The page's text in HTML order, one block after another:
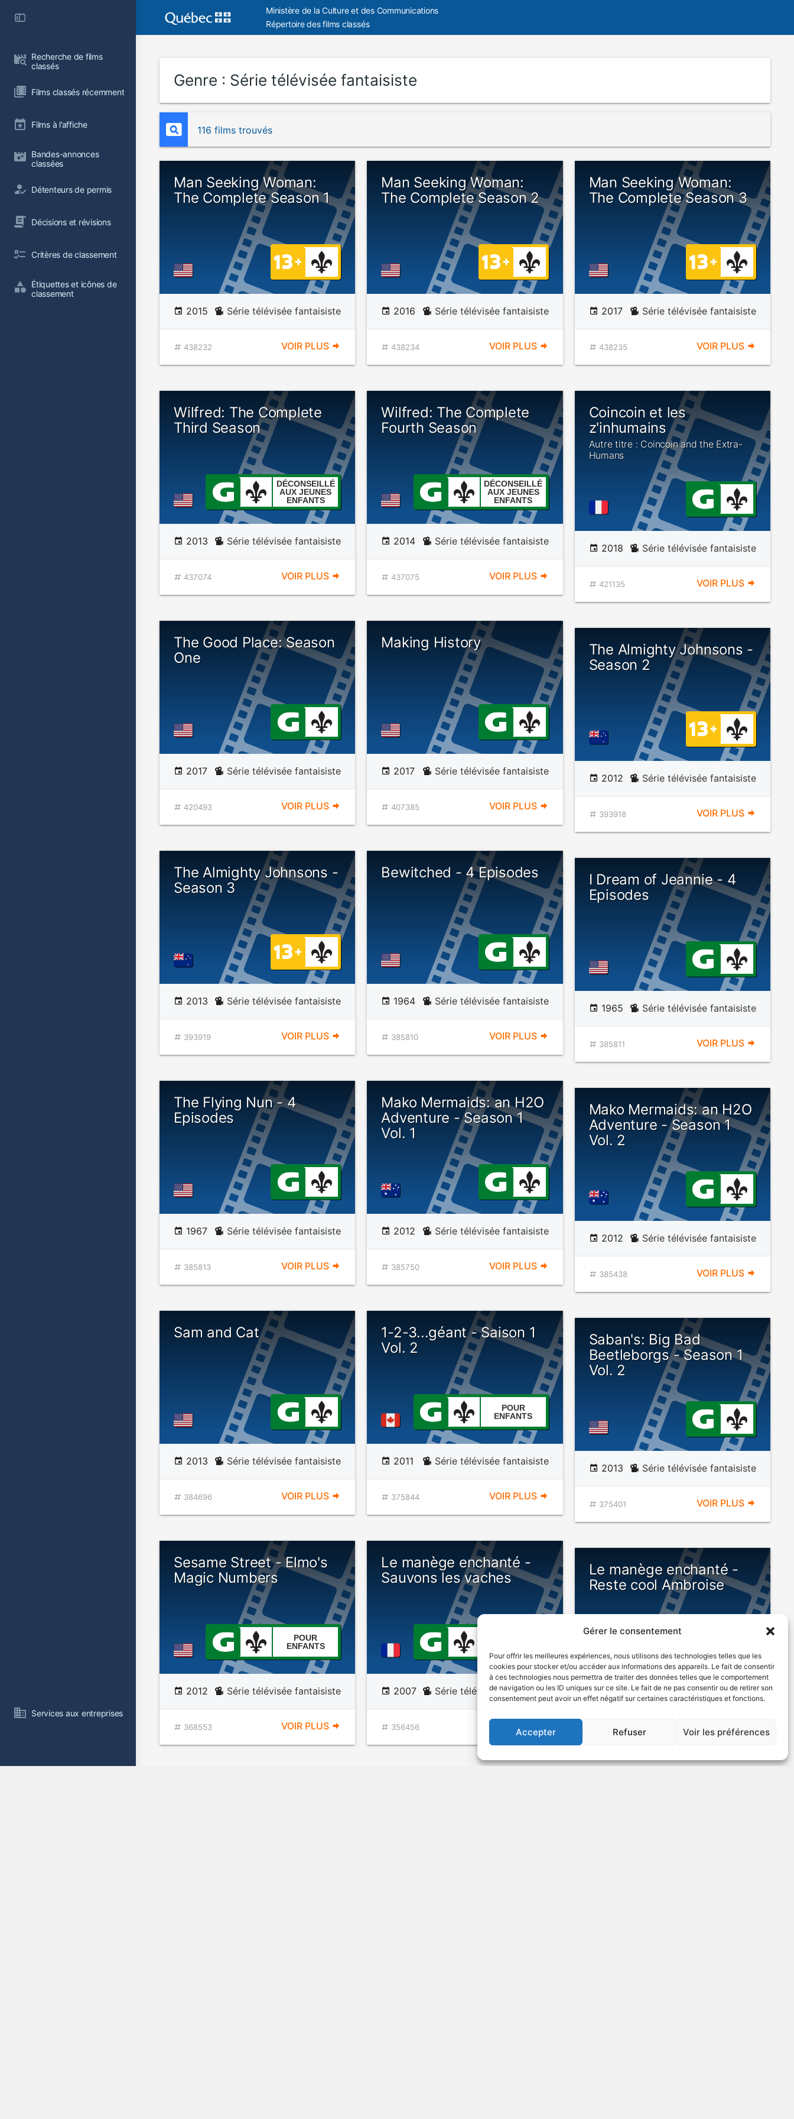
Gérer le consentement
Pour offrir les meilleures expériences, nous utilisons des technologies telles que les
cookies pour stocker et/ou accéder aux informations des appareils. Le fait de consentir
à ces technologies nous permettra de traiter des données telles que le comportement
de navigation ou les ID uniques sur ce site. Le fait de ne pas consentir ou de retirer son
consentement peut avoir un effet négatif sur certaines caractéristiques et fonctions.
Accepter Refuser Voir les préférences
Recherche de films
classés
Films classés récemment
Films à l’affiche
Bandes-annonces
classées
Détenteurs de permis
Décisions et révisions
Critères de classement
Étiquettes et icônes de
classement
Services aux entreprises
Ministère de la Culture et des Communications
Répertoire des films classés
Genre : Série télévisée fantaisiste
116 films trouvés
Man Seeking Woman:
The Complete Season 1
2015 Série télévisée fantaisiste
438232 VOIR PLUS
Man Seeking Woman:
The Complete Season 2
2016 Série télévisée fantaisiste
438234 VOIR PLUS
Man Seeking Woman:
The Complete Season 3
2017 Série télévisée fantaisiste
438235 VOIR PLUS
Wilfred: The Complete
Third Season
DÉCONSEILLÉ
AUX JEUNES
ENFANTS
2013 Série télévisée fantaisiste
437074 VOIR PLUS
Wilfred: The Complete
Fourth Season
DÉCONSEILLÉ
AUX JEUNES
ENFANTS
2014 Série télévisée fantaisiste
437075 VOIR PLUS
Coincoin et les
z'inhumains
Autre titre : Coincoin and the Extra-
Humans
2018 Série télévisée fantaisiste
421135 VOIR PLUS
The Good Place: Season
One
2017 Série télévisée fantaisiste
420493 VOIR PLUS
Making History
2017 Série télévisée fantaisiste
407385 VOIR PLUS
The Almighty Johnsons -
Season 2
2012 Série télévisée fantaisiste
393918 VOIR PLUS
The Almighty Johnsons -
Season 3
2013 Série télévisée fantaisiste
393919 VOIR PLUS
Bewitched - 4 Episodes
1964 Série télévisée fantaisiste
385810 VOIR PLUS
I Dream of Jeannie - 4
Episodes
1965 Série télévisée fantaisiste
385811 VOIR PLUS
The Flying Nun - 4
Episodes
1967 Série télévisée fantaisiste
385813 VOIR PLUS
Mako Mermaids: an H2O
Adventure - Season 1
Vol. 1
2012 Série télévisée fantaisiste
385750 VOIR PLUS
Mako Mermaids: an H2O
Adventure - Season 1
Vol. 2
2012 Série télévisée fantaisiste
385438 VOIR PLUS
Sam and Cat
2013 Série télévisée fantaisiste
384696 VOIR PLUS
1-2-3...géant - Saison 1
Vol. 2
POUR
ENFANTS
2011 Série télévisée fantaisiste
375844 VOIR PLUS
Saban's: Big Bad
Beetleborgs - Season 1
Vol. 2
2013 Série télévisée fantaisiste
375401 VOIR PLUS
Sesame Street - Elmo's
Magic Numbers
POUR
ENFANTS
2012 Série télévisée fantaisiste
368553 VOIR PLUS
Le manège enchanté -
Sauvons les vaches
2007 Série télévisée fantaisiste
356456 VOIR PLUS
Le manège enchanté -
Reste cool Ambroise
ENFANTS
2007 Série télévisée fantaisiste
356457 VOIR PLUS